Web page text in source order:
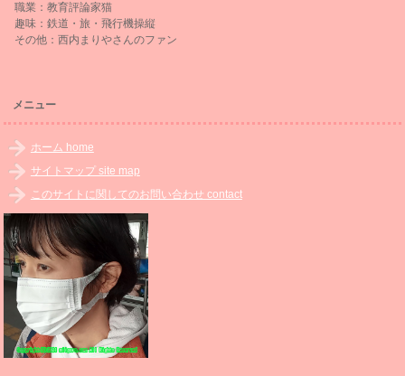
職業：教育評論家猫
趣味：鉄道・旅・飛行機操縦
その他：西内まりやさんのファン
メニュー
ホーム home
サイトマップ site map
このサイトに関してのお問い合わせ contact